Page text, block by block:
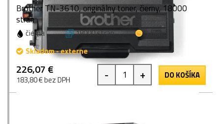
Brother TN-3610, originálny toner, čierny, 18000
strán
čierna 18000 strán
1 bod
Skladom - externe
226,07 €
183,80 € bez DPH - + DO KOŠÍKA